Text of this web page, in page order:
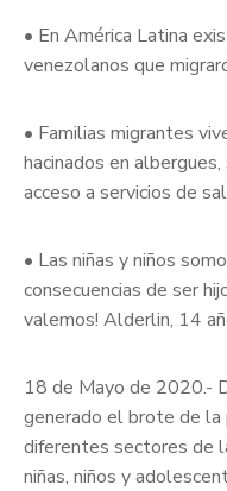
• En América Latina
venezolanos que
• Familias migrantes
hacinados en
acceso a servicios de
• Las niñas y niños
consecuencias de ser
valemos! Alderlin, 14
18 de Mayo de 2020.-
generado el brote de la
diferentes sectores de
niñas, niños y